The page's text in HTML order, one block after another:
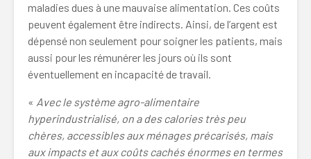
maladies dues à une mauvaise alimentation. Ces coûts
peuvent également être indirects. Ainsi, de l’argent est
dépensé non seulement pour soigner les patients, mais
aussi pour les rémunérer les jours où ils sont
éventuellement en incapacité de travail.
« Avec le système agro-alimentaire
hyperindustrialisé, on a des calories très peu
chères, accessibles aux ménages précarisés, mais
aux impacts et aux coûts cachés énormes en termes